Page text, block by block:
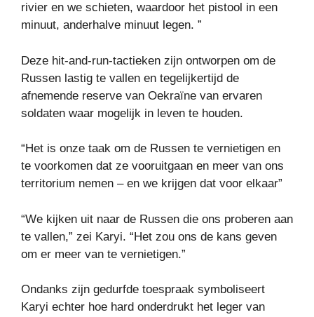
rivier en we schieten, waardoor het pistool in een
minuut, anderhalve minuut legen. ”
Deze hit-and-run-tactieken zijn ontworpen om de
Russen lastig te vallen en tegelijkertijd de
afnemende reserve van Oekraïne van ervaren
soldaten waar mogelijk in leven te houden.
“Het is onze taak om de Russen te vernietigen en
te voorkomen dat ze vooruitgaan en meer van ons
territorium nemen – en we krijgen dat voor elkaar”
“We kijken uit naar de Russen die ons proberen aan
te vallen,” zei Karyi. “Het zou ons de kans geven
om er meer van te vernietigen.”
Ondanks zijn gedurfde toespraak symboliseert
Karyi echter hoe hard onderdrukt het leger van